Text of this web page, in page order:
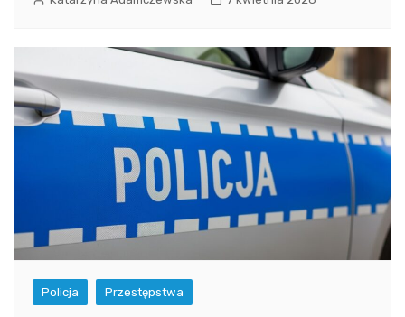
Policja Przestępstwa